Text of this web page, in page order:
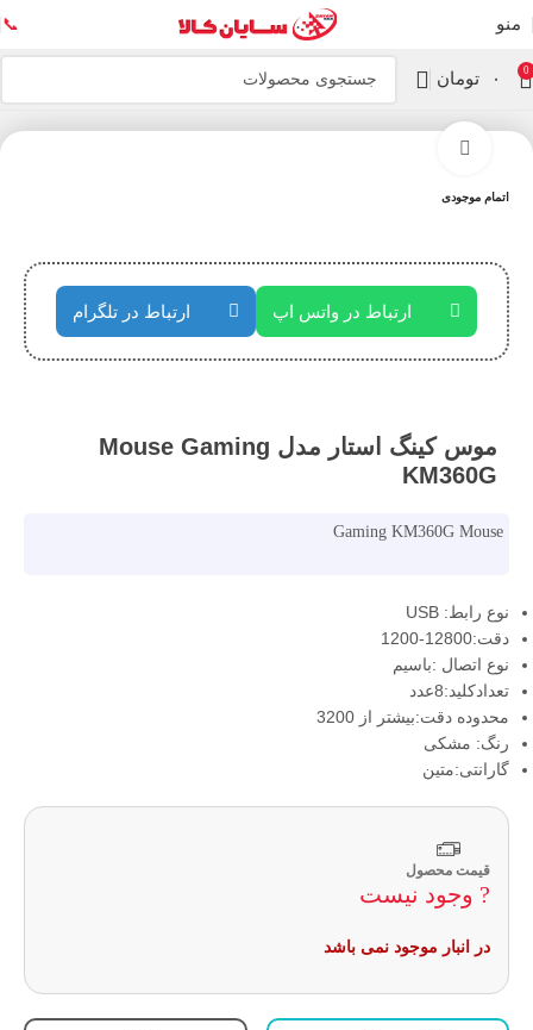
منو 📞
0 ۰ تومان
خانه کیبورد و موس
اتمام موجودی
ارتباط در واتس اپ ارتباط در تلگرام
موس کینگ استار مدل Mouse Gaming
KM360G
Gaming KM360G Mouse
نوع رابط: USB
دقت:12800-1200
نوع اتصال :باسیم
تعدادکلید:8عدد
محدوده دقت:بیشتر از 3200
رنگ: مشکی
گارانتی:متین
قیمت محصول
? وجود نیست
در انبار موجود نمی باشد